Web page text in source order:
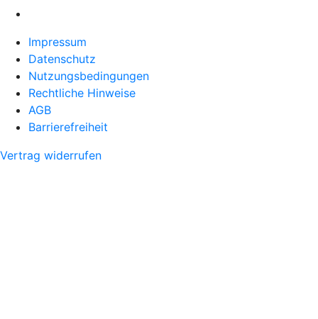
Impressum
Datenschutz
Nutzungsbedingungen
Rechtliche Hinweise
AGB
Barrierefreiheit
Vertrag widerrufen